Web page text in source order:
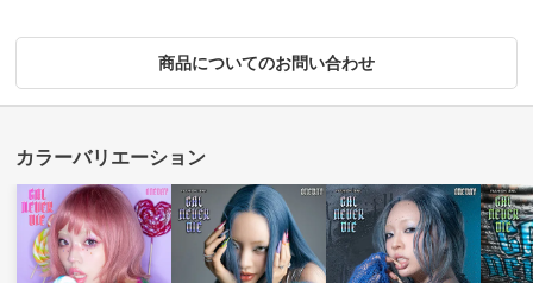
商品についてのお問い合わせ